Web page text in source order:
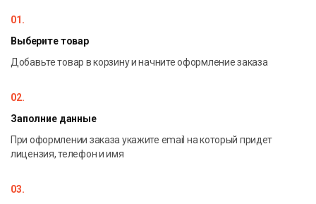
01.
Выберите товар
Добавьте товар в корзину и начните оформление заказа
02.
Заполние данные
При оформлении заказа укажите email на который придет
лицензия, телефон и имя
03.